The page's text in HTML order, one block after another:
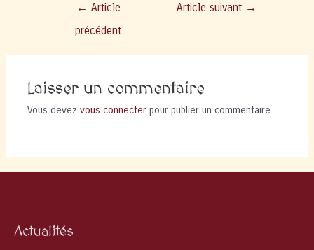
← Article
précédent
Article suivant →
Laisser un commentaire
Vous devezvous connecter pour publier un commentaire.
Actualités